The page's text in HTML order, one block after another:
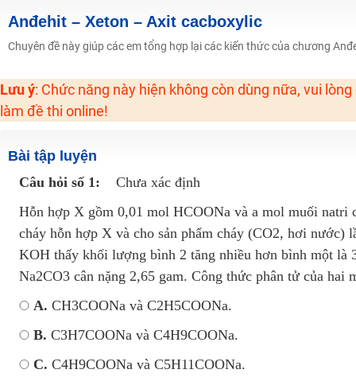
Học online lớp 2 với thầy cô giáo giỏi, nổi tiếng
2K6! Lộ Trình Sun 2024 - Ba bước luyện thi TN THPT - ĐH ít nhất 25 điểm
Khuyến Mãi Khoá Học 1K Chỉ Từ 11-13/09/2024
Đồng giá khóa học 499K - 399K (13/11-15/11)
Khai giảng khóa Ngữ văn 7 - xây nền vững chắc cho tương lai!
Luyện thi vào lớp 10 môn Toán, Văn, Hóa, Anh, Lý với giáo viên giỏi và nổi
Anđehit – Xeton – Axit cacboxylic
Chuyên đề này giúp các em tổng hợp lại các kiến thức của chương
Lưu ý: Chức năng này hiện không còn dùng nữa, vui
làm đề thi online!
Bài tập luyện
Câu hỏi số 1:
Chưa xác định
Hỗn hợp X gồm 0,01 mol HCOONa và a mol muối
cháy hỗn hợp X và cho sản phẩm cháy (CO2, hơi
KOH thấy khối lượng bình 2 tăng nhiều hơn bình một là
Na2CO3 cân nặng 2,65 gam. Công thức phân tử của hai
A. CH3COONa và C2H5COONa.
B. C3H7COONa và C4H9COONa.
C. C4H9COONa và C5H11COONa.